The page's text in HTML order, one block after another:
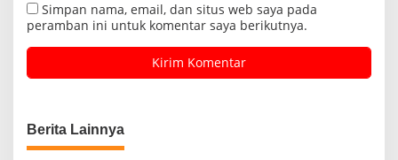
Simpan nama, email, dan situs web saya pada
peramban ini untuk komentar saya berikutnya.
Berita Lainnya